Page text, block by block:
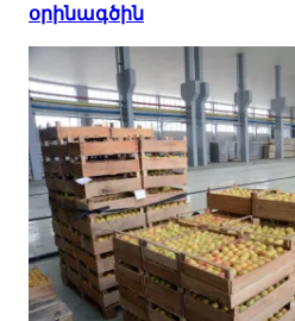
օրինագծին